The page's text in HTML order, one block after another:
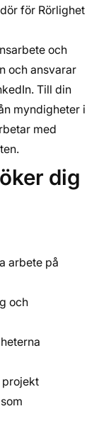
för Rörlighet
och
och ansvarar
Till din
myndigheter i
med
dig
arbete på
och
projekt